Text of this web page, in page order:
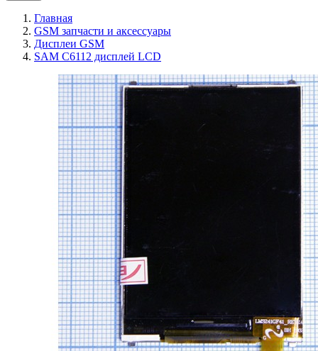
Главная
GSM запчасти и аксессуары
Дисплеи GSM
SAM C6112 дисплей LCD